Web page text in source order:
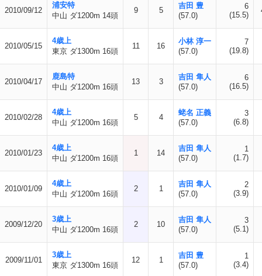
2010/09/12
浦安特
中山 ダ1200m 14頭
9 5
吉田 豊
(57.0)
6
(15.5)
2010/05/15
4歳上
東京 ダ1300m 16頭
11 16
小林 淳一
(57.0)
7
(19.8)
2010/04/17
鹿島特
中山 ダ1200m 16頭
13 3
吉田 隼人
(57.0)
6
(16.5)
2010/02/28
4歳上
中山 ダ1200m 16頭
5 4
蛯名 正義
(57.0)
3
(6.8)
2010/01/23
4歳上
中山 ダ1200m 16頭
1 14
吉田 隼人
(57.0)
1
(1.7)
2010/01/09
4歳上
中山 ダ1200m 16頭
2 1
吉田 隼人
(57.0)
2
(3.9)
2009/12/20
3歳上
中山 ダ1200m 16頭
2 10
吉田 隼人
(57.0)
3
(5.1)
2009/11/01
3歳上
東京 ダ1300m 16頭
12 1
吉田 豊
(57.0)
1
(3.4)